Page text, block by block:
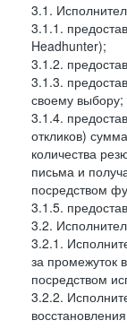
3.1.
3.1.1.
Headhunter);
3.1.2.
3.1.3.
своему выбору;
3.1.4.
откликов)
количества
письма и
посредством
3.1.5.
3.2.
3.2.1.
за промежуток
посредством
3.2.2.